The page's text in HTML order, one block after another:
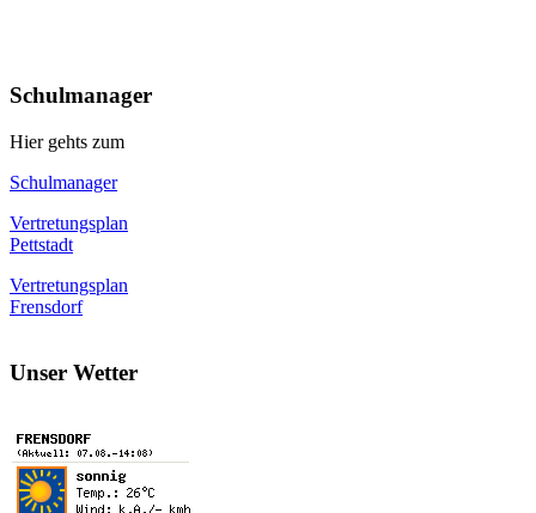
Schulmanager
Hier gehts zum
Schulmanager
Vertretungsplan
Pettstadt
Vertretungsplan
Frensdorf
Unser Wetter